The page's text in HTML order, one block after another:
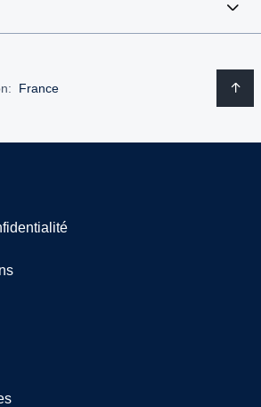
France